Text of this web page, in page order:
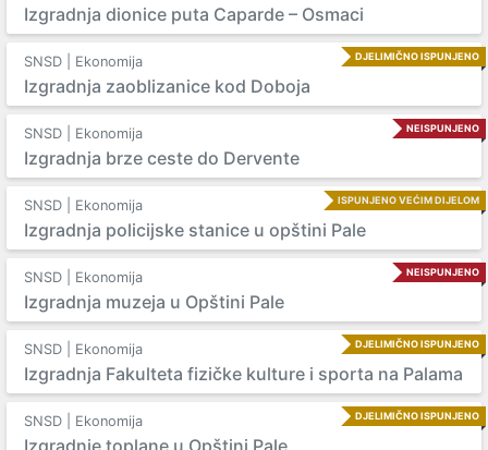
Izgradnja dionice puta Caparde – Osmaci
DJELIMIČNO ISPUNJENO
SNSD | Ekonomija
Izgradnja zaoblizanice kod Doboja
NEISPUNJENO
SNSD | Ekonomija
Izgradnja brze ceste do Dervente
ISPUNJENO VEĆIM DIJELOM
SNSD | Ekonomija
Izgradnja policijske stanice u opštini Pale
NEISPUNJENO
SNSD | Ekonomija
Izgradnja muzeja u Opštini Pale
DJELIMIČNO ISPUNJENO
SNSD | Ekonomija
Izgradnja Fakulteta fizičke kulture i sporta na Palama
DJELIMIČNO ISPUNJENO
SNSD | Ekonomija
Izgradnje toplane u Opštini Pale